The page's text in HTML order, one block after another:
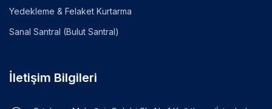
Yedekleme & Felaket Kurtarma
Sanal Santral (Bulut Santral)
İletişim Bilgileri